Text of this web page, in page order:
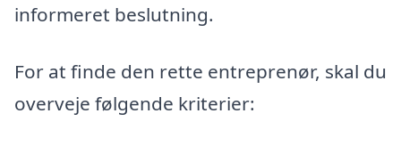
informeret beslutning.
For at finde den rette entreprenør, skal du
overveje følgende kriterier: